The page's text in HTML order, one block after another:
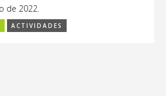
de 2022.
ACTIVIDADES